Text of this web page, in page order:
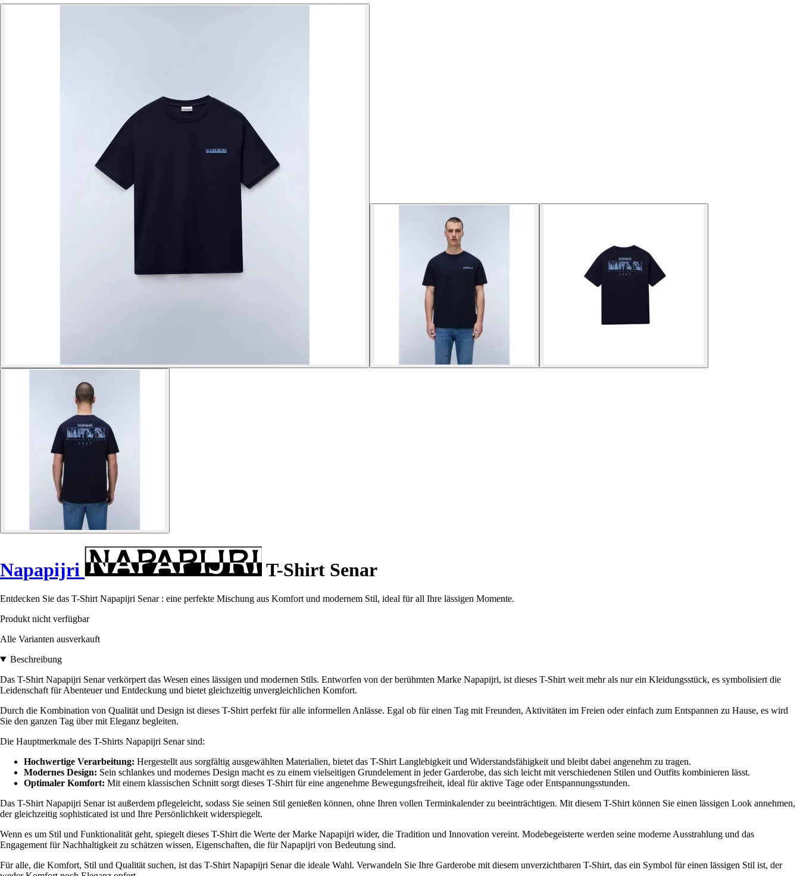
Napapijri T-Shirt Senar
Entdecken Sie das T-Shirt Napapijri Senar : eine perfekte Mischung aus Komfort und modernem Stil, ideal für all Ihre lässigen Momente.
Produkt nicht verfügbar
Alle Varianten ausverkauft
Beschreibung
Das T-Shirt Napapijri Senar verkörpert das Wesen eines lässigen und modernen Stils. Entworfen von der berühmten Marke Napapijri, ist dieses T-Shirt weit mehr als nur ein Kleidungsstück, es symbolisiert die
Leidenschaft für Abenteuer und Entdeckung und bietet gleichzeitig unvergleichlichen Komfort.
Durch die Kombination von Qualität und Design ist dieses T-Shirt perfekt für alle informellen Anlässe. Egal ob für einen Tag mit Freunden, Aktivitäten im Freien oder einfach zum Entspannen zu Hause, es wird
Sie den ganzen Tag über mit Eleganz begleiten.
Die Hauptmerkmale des T-Shirts Napapijri Senar sind:
Hochwertige Verarbeitung: Hergestellt aus sorgfältig ausgewählten Materialien, bietet das T-Shirt Langlebigkeit und Widerstandsfähigkeit und bleibt dabei angenehm zu tragen.
Modernes Design: Sein schlankes und modernes Design macht es zu einem vielseitigen Grundelement in jeder Garderobe, das sich leicht mit verschiedenen Stilen und Outfits kombinieren lässt.
Optimaler Komfort: Mit einem klassischen Schnitt sorgt dieses T-Shirt für eine angenehme Bewegungsfreiheit, ideal für aktive Tage oder Entspannungsstunden.
Das T-Shirt Napapijri Senar ist außerdem pflegeleicht, sodass Sie seinen Stil genießen können, ohne Ihren vollen Terminkalender zu beeinträchtigen. Mit diesem T-Shirt können Sie einen lässigen Look annehmen,
der gleichzeitig sophisticated ist und Ihre Persönlichkeit widerspiegelt.
Wenn es um Stil und Funktionalität geht, spiegelt dieses T-Shirt die Werte der Marke Napapijri wider, die Tradition und Innovation vereint. Modebegeisterte werden seine moderne Ausstrahlung und das
Engagement für Nachhaltigkeit zu schätzen wissen, Eigenschaften, die für Napapijri von Bedeutung sind.
Für alle, die Komfort, Stil und Qualität suchen, ist das T-Shirt Napapijri Senar die ideale Wahl. Verwandeln Sie Ihre Garderobe mit diesem unverzichtbaren T-Shirt, das ein Symbol für einen lässigen Stil ist, der